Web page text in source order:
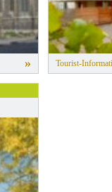
» Tourist-